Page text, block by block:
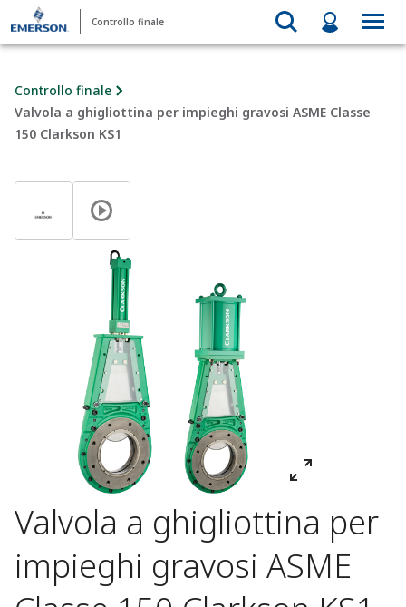
Controllo finale
Controllo finale
Valvola a ghigliottina per impieghi gravosi ASME Classe
150 Clarkson KS1
Valvola a ghigliottina per
impieghi gravosi ASME